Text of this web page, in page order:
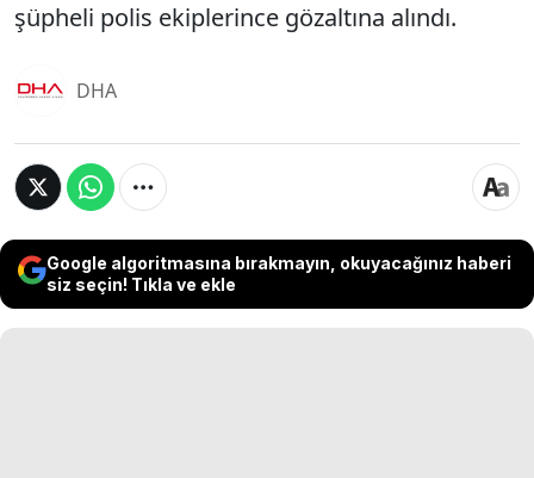
şüpheli polis ekiplerince gözaltına alındı.
DHA
Google algoritmasına bırakmayın, okuyacağınız haberi
siz seçin! Tıkla ve ekle